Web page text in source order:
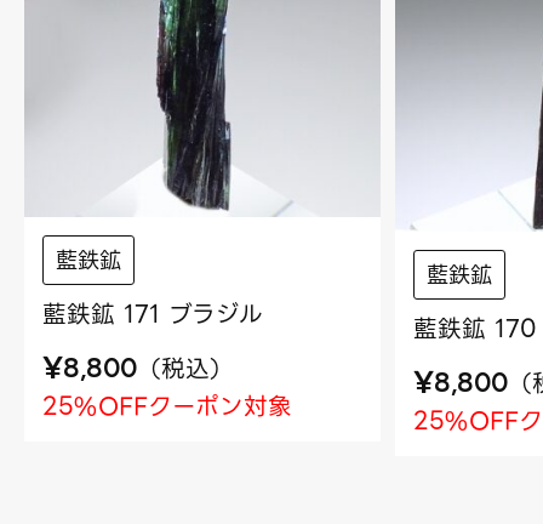
藍鉄鉱
藍鉄鉱 171 ブラジル
¥8,800 （税込）
25%OFFクーポン対象
藍鉄鉱
藍鉄鉱
¥8,800 （
25%OFF